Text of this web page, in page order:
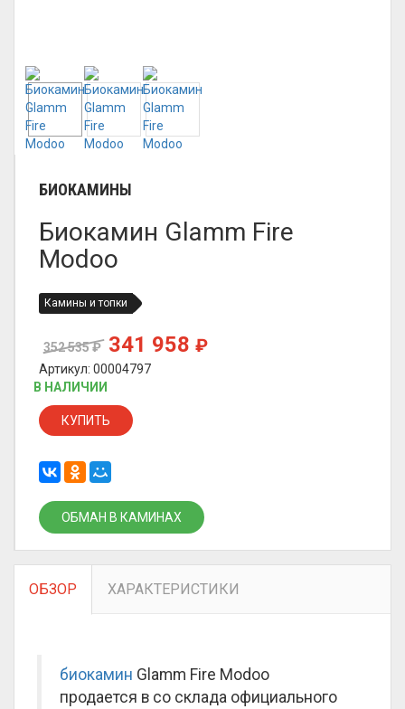
БИОКАМИНЫ
Биокамин Glamm Fire
Modoo
Камины и топки
352 535₽ 341 958 ₽
Артикул: 00004797
В НАЛИЧИИ
КУПИТЬ
ОБМАН В КАМИНАХ
ОБЗОР ХАРАКТЕРИСТИКИ
биокамин Glamm Fire Modoo
продается в со склада официального